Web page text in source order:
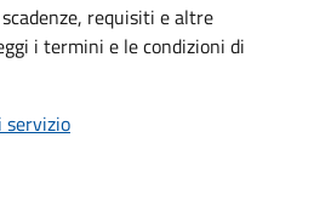
requisiti e altre
i termini e le condizioni di
servizio